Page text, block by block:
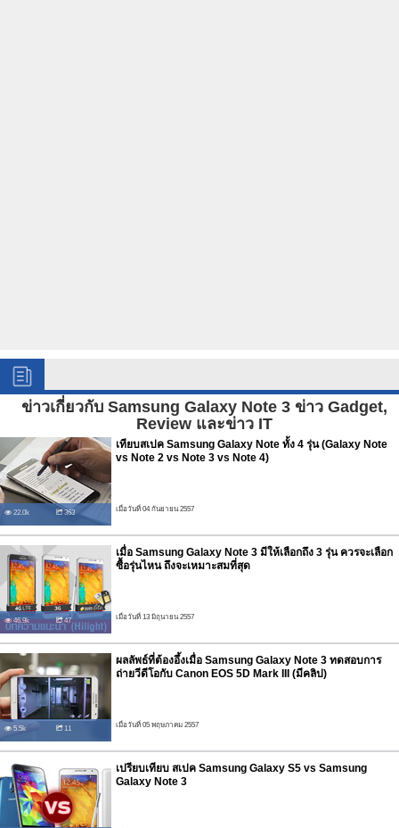
ข่าวเกี่ยวกับ Samsung Galaxy Note 3 ข่าว Gadget,
Review และข่าว IT
22.0k 363
เทียบสเปค Samsung Galaxy Note ทั้ง 4 รุ่น (Galaxy Note
vs Note 2 vs Note 3 vs Note 4)
เมื่อวันที่ 04 กันยายน 2557
46.9k 47
เมื่อ Samsung Galaxy Note 3 มีให้เลือกถึง 3 รุ่น ควรจะเลือก
ซื้อรุ่นไหน ถึงจะเหมาะสมที่สุด
เมื่อวันที่ 13 มิถุนายน 2557
5.5k 11
ผลลัพธ์ที่ต้องอึ้งเมื่อ Samsung Galaxy Note 3 ทดสอบการ
ถ่ายวีดีโอกับ Canon EOS 5D Mark III (มีคลิป)
เมื่อวันที่ 05 พฤษภาคม 2557
เปรียบเทียบ สเปค Samsung Galaxy S5 vs Samsung
Galaxy Note 3